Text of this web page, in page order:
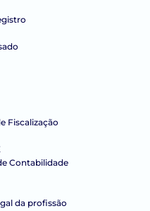
Fiscalização
Contabilidade
da profissão